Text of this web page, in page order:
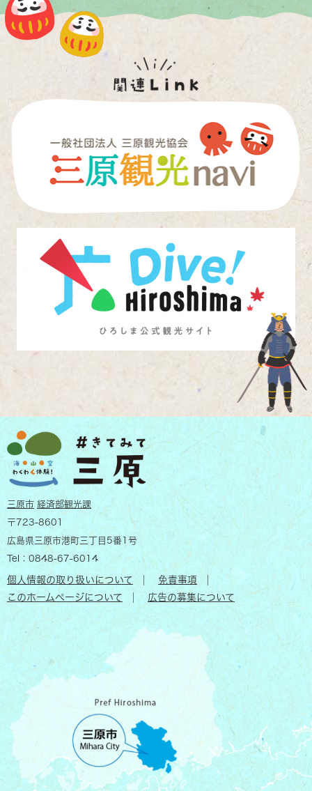
三原市 経済部観光課
〒723-8601
広島県三原市港町三丁目5番1号
​Tel：0848-67-6014
個人情報の取り扱いについて
免責事項
このホームページについて
広告の募集について